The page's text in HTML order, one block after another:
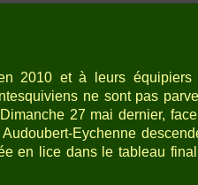
2010 et à leurs
ne sont pas
27 mai dernier,
Eychenne
en lice dans le tableau